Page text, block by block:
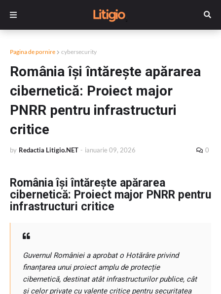
Pagina de pornire cybersecurity
România își întărește apărarea
cibernetică: Proiect major
PNRR pentru infrastructuri
critice
by Redactia Litigio.NET - ianuarie 09, 2026 0
România își întărește apărarea
cibernetică: Proiect major PNRR pentru
infrastructuri critice
Guvernul României a aprobat o Hotărâre privind
finanțarea unui proiect amplu de protecție
cibernetică, destinat atât infrastructurilor publice, cât
și celor private cu valențe critice pentru securitatea